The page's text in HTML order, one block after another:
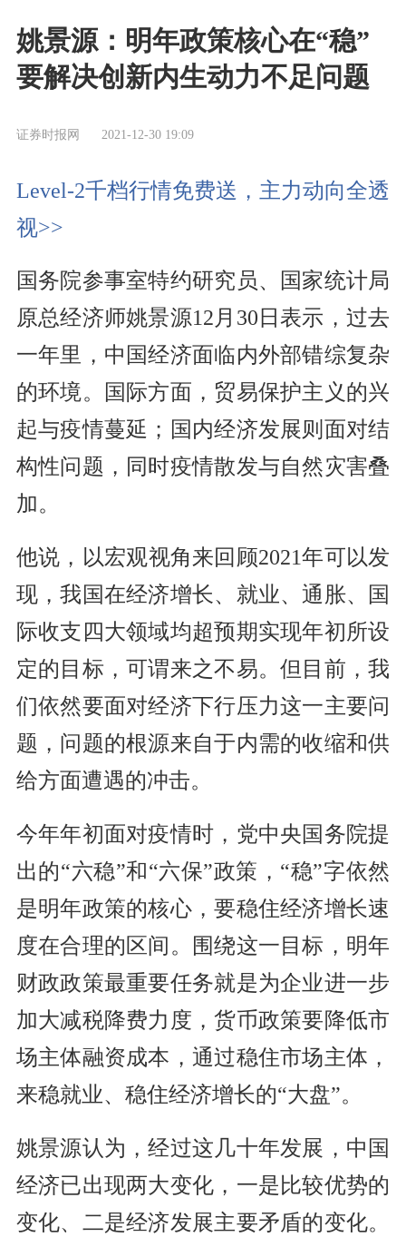
姚景源：明年政策核心在“稳”
要解决创新内生动力不足问题
证券时报网 2021-12-30 19:09
Level-2千档行情免费送，主力动向全透
视>>
国务院参事室特约研究员、国家统计局
原总经济师姚景源12月30日表示，过去
一年里，中国经济面临内外部错综复杂
的环境。国际方面，贸易保护主义的兴
起与疫情蔓延；国内经济发展则面对结
构性问题，同时疫情散发与自然灾害叠
加。
他说，以宏观视角来回顾2021年可以发
现，我国在经济增长、就业、通胀、国
际收支四大领域均超预期实现年初所设
定的目标，可谓来之不易。但目前，我
们依然要面对经济下行压力这一主要问
题，问题的根源来自于内需的收缩和供
给方面遭遇的冲击。
今年年初面对疫情时，党中央国务院提
出的“六稳”和“六保”政策，“稳”字依然
是明年政策的核心，要稳住经济增长速
度在合理的区间。围绕这一目标，明年
财政政策最重要任务就是为企业进一步
加大减税降费力度，货币政策要降低市
场主体融资成本，通过稳住市场主体，
来稳就业、稳住经济增长的“大盘”。
姚景源认为，经过这几十年发展，中国
经济已出现两大变化，一是比较优势的
变化、二是经济发展主要矛盾的变化。